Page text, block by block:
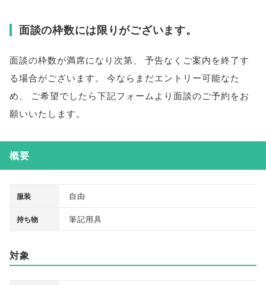
面談の枠数には限りがございます。
面談の枠数が満席になり次第
予告なくご案内を終了す
る場合がございます。
今ならまだエントリー可能なた
め
ご希望でしたら下記フォームより面談のご予約をお
願いいたします。
概要
服装 自由
持ち物 筆記用具
対象